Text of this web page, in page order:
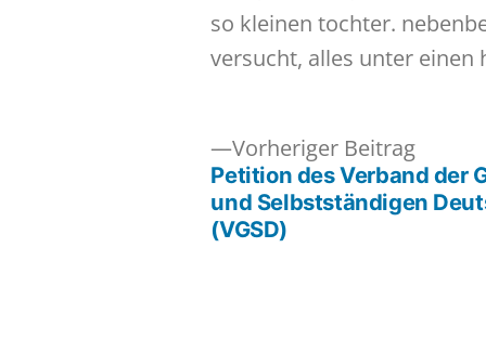
so kleinen tochter.
versucht, alles unter einen
Beitragsnavigation
Vorheriger Beitrag
Petition des Verband der
und Selbstständigen
(VGSD)